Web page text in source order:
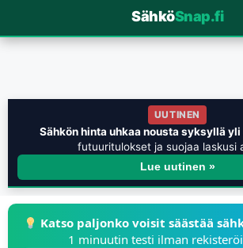
SähköSnap.fi
UUTINEN
Sähkön hinta uhkaa nousta syksyllä yli
futuuritulokset ja suojaa laskusi
Lue uutinen »
Katso paljonko voisit säästää
1 minuutin testi ilman